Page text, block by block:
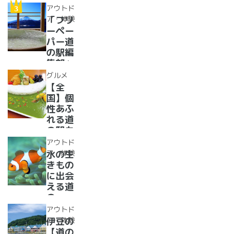
まで
【2024
年最新
情報】
道の駅
紹介。
フリー
ペーパ
ー道の
駅読者
が選ん
だ道の
駅ラン
キング
【最
新】
アウトド
ア・体験
「フリ
ーペー
パー道
の駅編
集部」
イチオ
シ！お
風呂の
ある道
の駅
16
選！あ
った
か、湯
ったり
道の駅
グルメ
【全
国】個
性あふ
れる道
の駅カ
レー大
集合！
道の駅
で食べ
られる
人気ダ
ムカレ
ー28
選
アウトド
ア・体験
水の生
きもの
に出会
える道
の
駅??〜
水族館
がある
アウトド
ア・体験
伊豆の